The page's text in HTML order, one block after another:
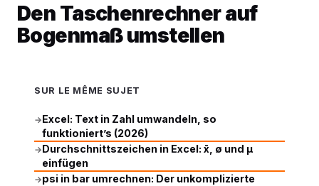
Den Taschenrechner auf
Bogenmaß umstellen
SUR LE MÊME SUJET
→Excel: Text in Zahl umwandeln, so
funktioniert’s (2026)
→Durchschnittszeichen in Excel: x̄, ø und μ
einfügen
→psi in bar umrechnen: Der unkomplizierte